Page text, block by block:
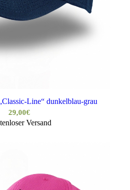
Line“ dunkelblau-grau
29,00€
Versand